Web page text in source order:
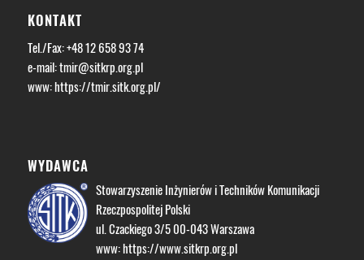
KONTAKT
Tel./Fax: +48 12 658 93 74
e-mail:tmir@sitkrp.org.pl
www:https://tmir.sitk.org.pl/
WYDAWCA
Stowarzyszenie Inżynierów i Techników Komunikacji
Rzeczpospolitej Polski
ul. Czackiego 3/5 00-043 Warszawa
www:https://www.sitkrp.org.pl